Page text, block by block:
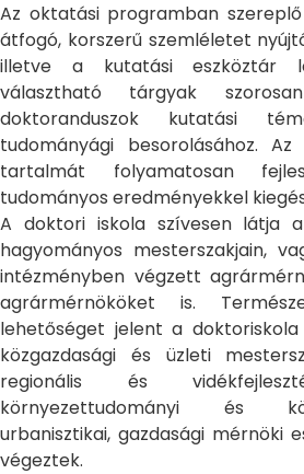
Az oktatási programban
átfogó, korszerű szemléletet
illetve a kutatási eszköztár
választható tárgyak
doktoranduszok kutatási
tudományági besorolásához.
tartalmát folyamatosan
tudományos eredményekkel
A doktori iskola szívesen látja
hagyományos mesterszakjain,
intézményben végzett
agrármérnököket is.
lehetőséget jelent a
közgazdasági és üzleti
regionális és
környezettudományi és
urbanisztikai, gazdasági mérnöki
végeztek.